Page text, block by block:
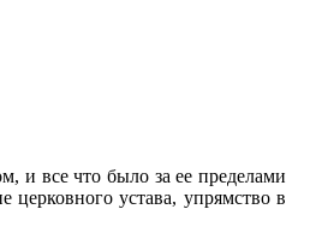
и все что было за ее пределами
церковного устава, упрямство в